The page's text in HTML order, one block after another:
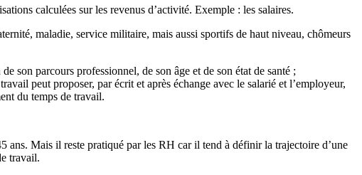
calculées sur les revenus d’activité. Exemple : les salaires.
maladie, service militaire, mais aussi sportifs de haut niveau, chômeurs
son parcours professionnel, de son âge et de son état de santé ;
peut proposer, par écrit et après échange avec le salarié et l’employeur,
du temps de travail.
ans. Mais il reste pratiqué par les RH car il tend à définir la trajectoire d’une
travail.